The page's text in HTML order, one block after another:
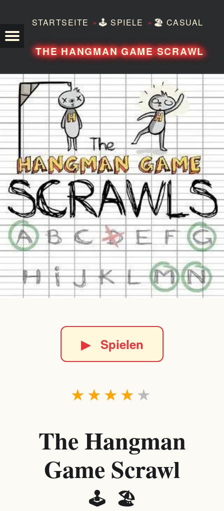
STARTSEITE »🕹️ SPIELE » 🏖️ CASUAL
THE HANGMAN GAME SCRAWL
▶Spielen
★
★
★
★
★
The Hangman
Game Scrawl
🕹️ 🏖️